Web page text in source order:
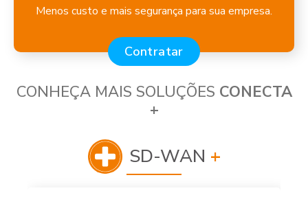
Menos custo e mais segurança para sua empresa.
Contratar
CONHEÇA MAIS SOLUÇÕES CONECTA
+
SD-WAN +